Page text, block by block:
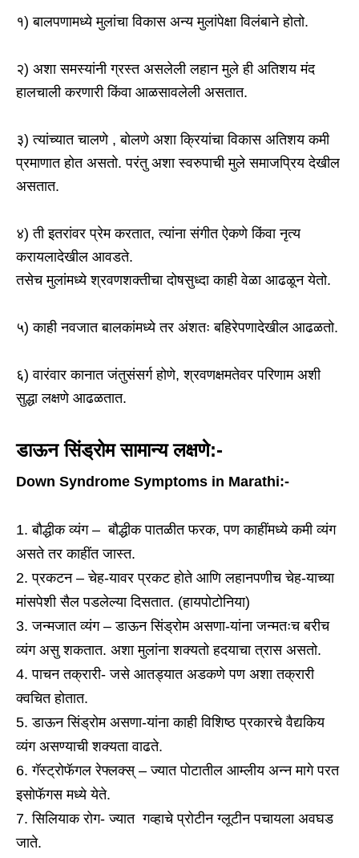
१) बालपणामध्ये मुलांचा विकास अन्य मुलांपेक्षा विलंबाने होतो.
२) अशा समस्यांनी ग्रस्त असलेली लहान मुले ही अतिशय मंद
हालचाली करणारी किंवा आळसावलेली असतात.
३) त्यांच्यात चालणे , बोलणे अशा क्रियांचा विकास अतिशय कमी
प्रमाणात होत असतो. परंतु अशा स्वरुपाची मुले समाजप्रिय देखील
असतात.
४) ती इतरांवर प्रेम करतात, त्यांना संगीत ऐकणे किंवा नृत्य
करायलादेखील आवडते.
तसेच मुलांमध्ये श्रवणशक्तीचा दोषसुध्दा काही वेळा आढळून येतो.
५) काही नवजात बालकांमध्ये तर अंशतः बहिरेपणादेखील आढळतो.
६) वारंवार कानात जंतुसंसर्ग होणे, श्रवणक्षमतेवर परिणाम अशी
सुद्धा लक्षणे आढळतात.
डाऊन सिंड्रोम सामान्य लक्षणे:-
Down Syndrome Symptoms in Marathi:-
बौद्धीक व्यंग – बौद्धीक पातळीत फरक, पण काहींमध्ये कमी व्यंग
असते तर काहींत जास्त.
प्रकटन – चेह-यावर प्रकट होते आणि लहानपणीच चेह-याच्या
मांसपेशी सैल पडलेल्या दिसतात. (हायपोटोनिया)
जन्मजात व्यंग – डाऊन सिंड्रोम असणा-यांना जन्मतःच बरीच
व्यंग असु शकतात. अशा मुलांना शक्यतो हदयाचा त्रास असतो.
पाचन तक्रारी- जसे आतड्यात अडकणे पण अशा तक्रारी
क्वचित होतात.
डाऊन सिंड्रोम असणा-यांना काही विशिष्ठ प्रकारचे वैद्यकिय
व्यंग असण्याची शक्यता वाढते.
गॅस्ट्रोफॅगल रेफ्लक्स् – ज्यात पोटातील आम्लीय अन्न मागे परत
इसोफॅगस मध्ये येते.
सिलियाक रोग- ज्यात गव्हाचे प्रोटीन ग्लूटीन पचायला अवघड
जाते.